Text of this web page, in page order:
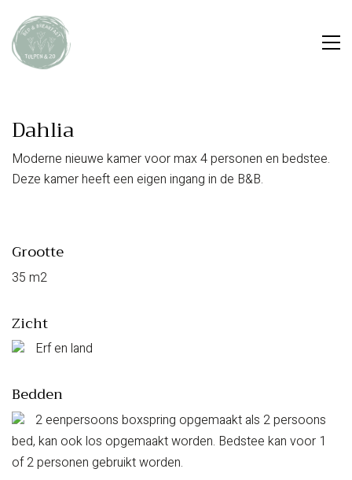
Dahlia
Moderne nieuwe kamer voor max 4 personen en bedstee.
Deze kamer heeft een eigen ingang in de B&B.
Grootte
35 m2
Zicht
Erf en land
Bedden
2 eenpersoons boxspring opgemaakt als 2 persoons
bed, kan ook los opgemaakt worden. Bedstee kan voor 1
of 2 personen gebruikt worden.